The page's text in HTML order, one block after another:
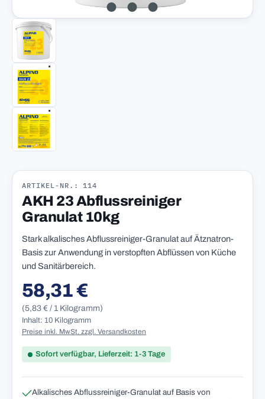
ARTIKEL-NR.: 114
AKH 23 Abflussreiniger
Granulat 10kg
Stark alkalisches Abflussreiniger-Granulat auf Ätznatron-
Basis zur Anwendung in verstopften Abflüssen von Küche
und Sanitärbereich.
Regulärer Preis:
58,31 €
(5,83 € / 1 Kilogramm)
Inhalt: 10 Kilogramm
Preise inkl. MwSt. zzgl. Versandkosten
Sofort verfügbar, Lieferzeit: 1-3 Tage
Alkalisches Abflussreiniger-Granulat auf Basis von